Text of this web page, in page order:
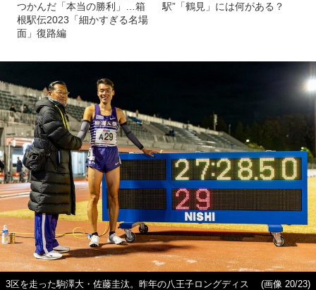
つかんだ「本当の勝利」…箱
根駅伝2023「細かすぎる名場
面」復路編
駅”「鶴見」には何がある？
3区を走った駒澤大・佐藤圭汰。昨年の八王子ロングディス
(画像 20/23)